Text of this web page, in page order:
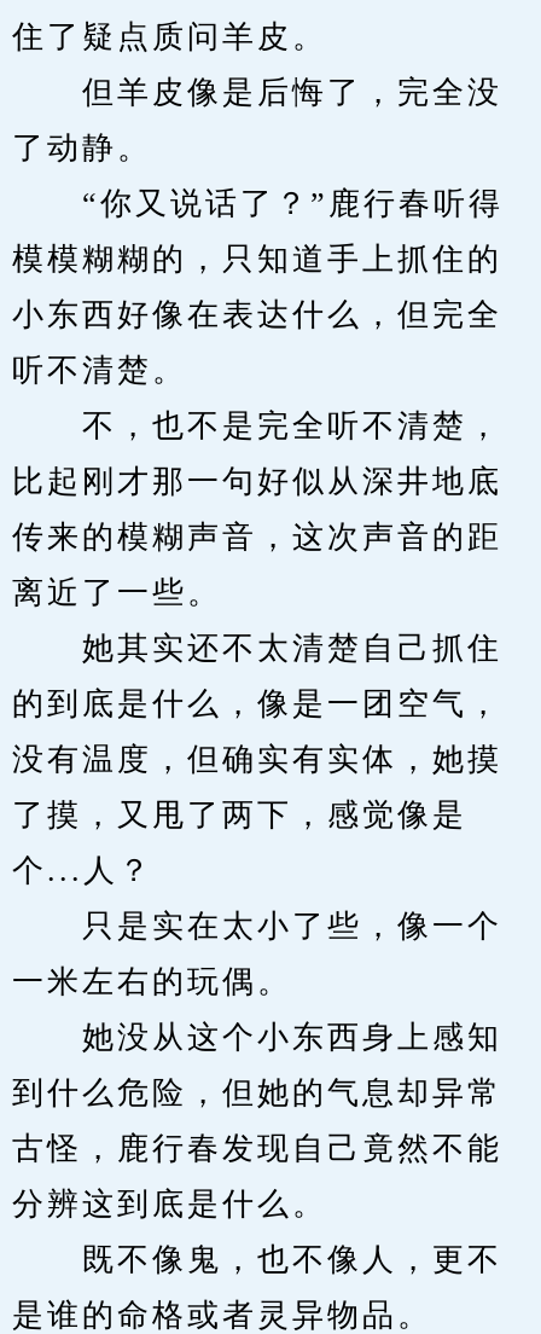
住了疑点质问羊皮。
但羊皮像是后悔了，完全没
了动静。
“你又说话了？”鹿行春听得
模模糊糊的，只知道手上抓住的
小东西好像在表达什么，但完全
听不清楚。
不，也不是完全听不清楚，
比起刚才那一句好似从深井地底
传来的模糊声音，这次声音的距
离近了一些。
她其实还不太清楚自己抓住
的到底是什么，像是一团空气，
没有温度，但确实有实体，她摸
了摸，又甩了两下，感觉像是
个...人？
只是实在太小了些，像一个
一米左右的玩偶。
她没从这个小东西身上感知
到什么危险，但她的气息却异常
古怪，鹿行春发现自己竟然不能
分辨这到底是什么。
既不像鬼，也不像人，更不
是谁的命格或者灵异物品。